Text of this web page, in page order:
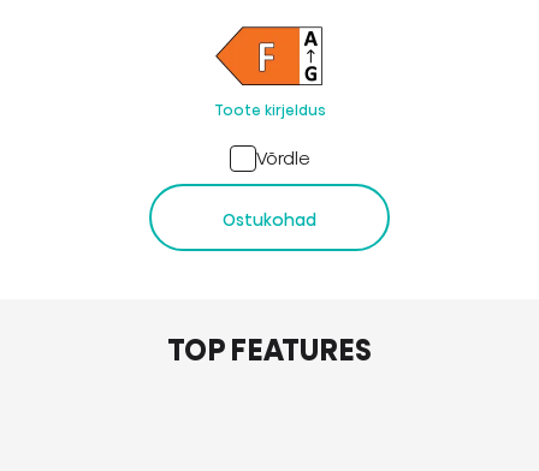
Toote kirjeldus
Võrdle
Ostukohad
TOP FEATURES